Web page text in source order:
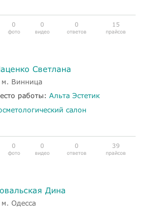
0
фото
0
видео
0
ответов
15
прайсов
Светлана
Винница
работы: Альта Эстетик
салон
0
фото
0
видео
0
ответов
39
прайсов
Дина
Одесса